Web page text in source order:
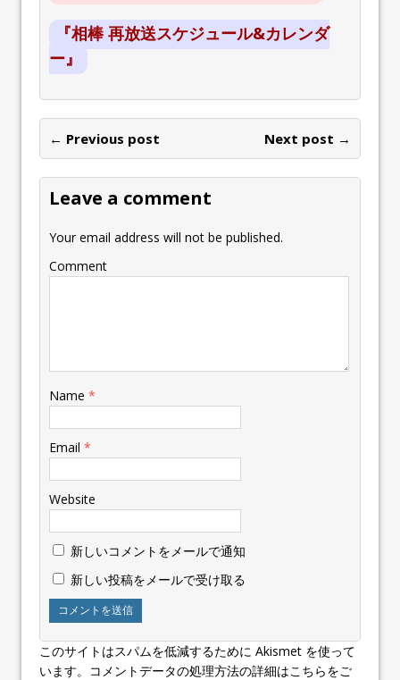
『相棒 再放送スケジュール&カレンダ
ー』
← Previous post Next post →
Leave a comment
Your email address will not be published.
Comment
Name *
Email *
Website
新しいコメントをメールで通知
新しい投稿をメールで受け取る
このサイトはスパムを低減するために Akismet を使って
います。 コメントデータの処理方法の詳細はこちらをご